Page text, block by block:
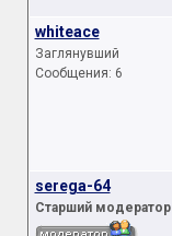
whiteace
Заглянувший
Сообщения: 6
serega-64
Старший модератор